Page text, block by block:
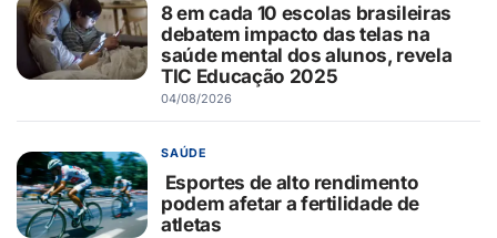
8 em cada 10 escolas brasileiras
debatem impacto das telas na
saúde mental dos alunos, revela
TIC Educação 2025
04/08/2026
SAÚDE
Esportes de alto rendimento
podem afetar a fertilidade de
atletas